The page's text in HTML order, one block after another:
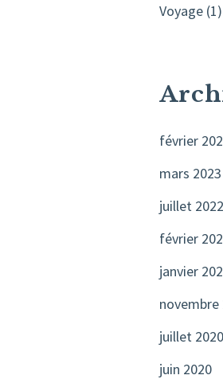
Voyage (1)
février
mars 2023
juillet 2022
février
janvier
novembre
juillet 2020
juin 2020